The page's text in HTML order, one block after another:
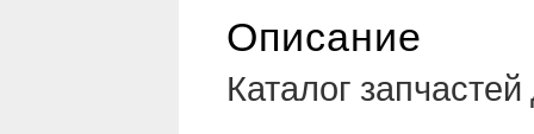
Описание
Каталог